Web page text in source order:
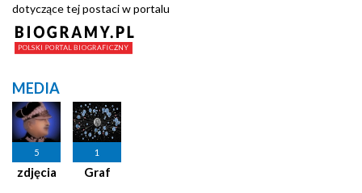
dotyczące tej postaci w portalu
MEDIA
5
zdjęcia
1
Graf